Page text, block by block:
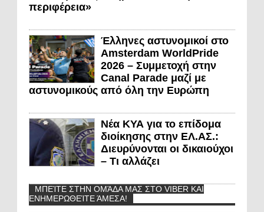
περιφέρεια»
Έλληνες αστυνομικοί στο
Amsterdam WorldPride
2026 – Συμμετοχή στην
Canal Parade μαζί με
αστυνομικούς από όλη την Ευρώπη
Νέα ΚΥΑ για το επίδομα
διοίκησης στην ΕΛ.ΑΣ.:
Διευρύνονται οι δικαιούχοι
– Τι αλλάζει
ΜΠΕΊΤΕ ΣΤΗΝ ΟΜΆΔΑ ΜΑΣ ΣΤΟ VIBER ΚΑΙ
ΕΝΗΜΕΡΩΘΕΊΤΕ ΆΜΕΣΑ!